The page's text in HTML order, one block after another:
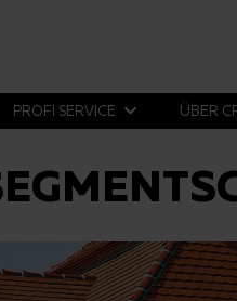
PROFI SERVICE ÜBER